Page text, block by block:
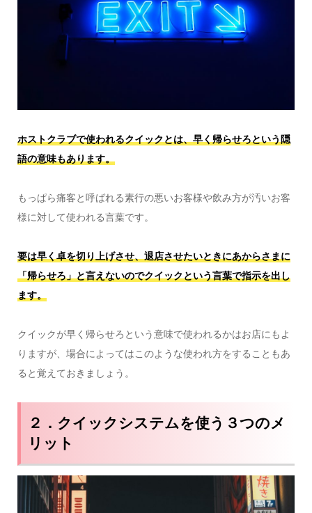
ホストクラブで使われるクイックとは、早く帰らせろという隠
語の意味もあります。
もっぱら痛客と呼ばれる素行の悪いお客様や飲み方が汚いお客
様に対して使われる言葉です。
要は早く卓を切り上げさせ、退店させたいときにあからさまに
「帰らせろ」と言えないのでクイックという言葉で指示を出し
ます。
クイックが早く帰らせろという意味で使われるかはお店にもよ
りますが、場合によってはこのような使われ方をすることもあ
ると覚えておきましょう。
２．クイックシステムを使う３つのメ
リット